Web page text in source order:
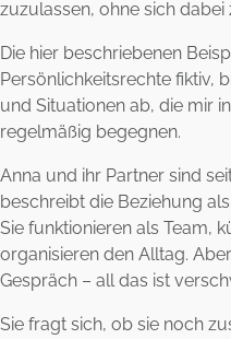
zuzulassen, ohne sich dabei
Die hier beschriebenen
Persönlichkeitsrechte fiktiv,
und Situationen ab, die mir
regelmäßig begegnen.
Anna und ihr Partner sind
beschreibt die Beziehung als
Sie funktionieren als Team,
organisieren den Alltag.
Gespräch – all das ist
Sie fragt sich, ob sie noch